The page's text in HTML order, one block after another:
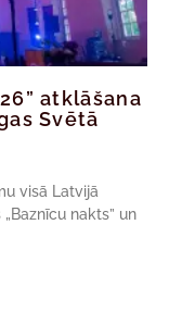
atklāšana
Svētā
visā Latvijā
nakts” un